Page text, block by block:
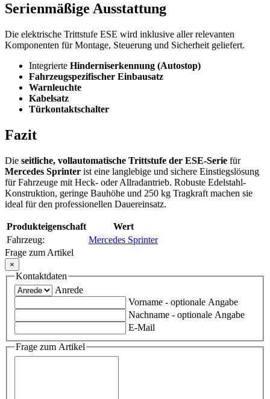
Serienmäßige Ausstattung
Die elektrische Trittstufe ESE wird inklusive aller relevanten
Komponenten für Montage, Steuerung und Sicherheit geliefert.
Integrierte Hinderniserkennung (Autostop)
Fahrzeugspezifischer Einbausatz
Warnleuchte
Kabelsatz
Türkontaktschalter
Fazit
Die seitliche, vollautomatische Trittstufe der ESE-Serie für
Mercedes Sprinter ist eine langlebige und sichere Einstiegslösung
für Fahrzeuge mit Heck- oder Allradantrieb. Robuste Edelstahl-
Konstruktion, geringe Bauhöhe und 250 kg Tragkraft machen sie
ideal für den professionellen Dauereinsatz.
Produkteigenschaft
Wert
Fahrzeug:
Mercedes Sprinter
Frage zum Artikel
×
Kontaktdaten
Anrede
Vorname - optionale Angabe
Nachname - optionale Angabe
E-Mail
Frage zum Artikel